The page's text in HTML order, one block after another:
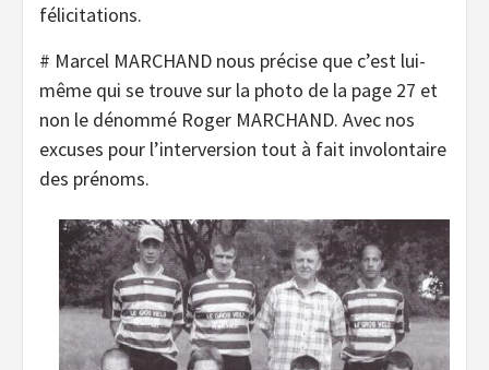
félicitations.
# Marcel MARCHAND nous précise que c’est lui-
même qui se trouve sur la photo de la page 27 et
non le dénommé Roger MARCHAND. Avec nos
excuses pour l’interversion tout à fait involontaire
des prénoms.